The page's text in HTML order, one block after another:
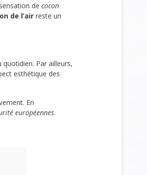
de cocon
de l’air reste un
Par ailleurs,
esthétique des
En
européennes.